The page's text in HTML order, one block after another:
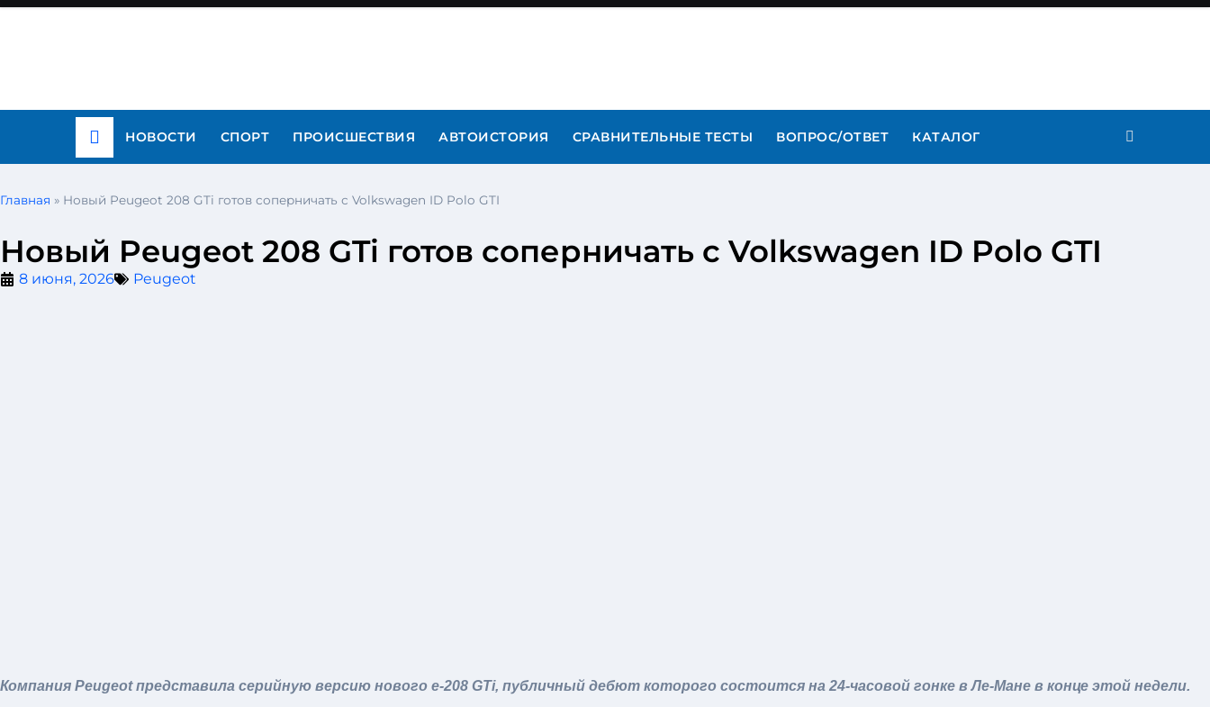
НОВОСТИ СПОРТ ПРОИСШЕСТВИЯ АВТОИСТОРИЯ СРАВНИТЕЛЬНЫЕ ТЕСТЫ ВОПРОС/ОТВЕТ КАТАЛОГ
Главная » Новый Peugeot 208 GTi готов соперничать с Volkswagen ID Polo GTI
Новый Peugeot 208 GTi готов соперничать с Volkswagen ID Polo GTI
8 июня, 2026 Peugeot
Компания Peugeot представила серийную версию нового e-208 GTi, публичный дебют которого состоится на 24-часовой гонке в Ле-Мане в конце этой недели.